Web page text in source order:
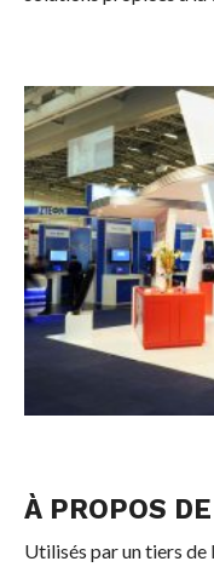
À PROPOS
Utilisés par un tiers